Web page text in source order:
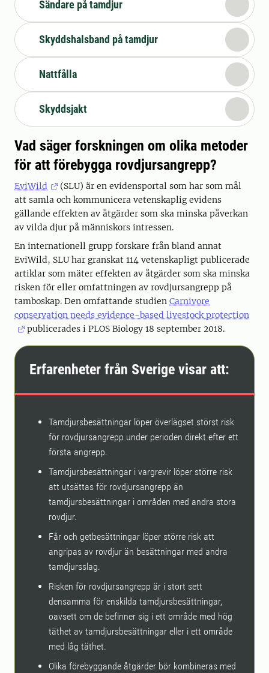
Sändare på tamdjur
Skyddshalsband på tamdjur
Nattfålla
Skyddsjakt
Vad säger forskningen om olika metoder
för att förebygga rovdjursangrepp?
EviWild
(SLU) är en evidensportal som har som mål
att samla och kommunicera vetenskaplig evidens
gällande effekten av åtgärder som ska minska påverkan
av vilda djur på människors intressen.
En internationell grupp forskare från bland annat
EviWild, SLU har granskat 114 vetenskapligt publicerade
artiklar som mäter effekten av åtgärder som ska minska
risken för eller omfattningen av rovdjursangrepp på
tamboskap. Den omfattande studien Carnivore
conservation needs evidence-based livestock protection
publicerades i PLOS Biology 18 september 2018.
Erfarenheter från Sverige visar att:
Tamdjursbesättningar löper överlägset störst risk
för rovdjursangrepp under perioden direkt efter ett
första angrepp.
Tamdjursbesättningar i vargrevir löper större risk
att utsättas för rovdjursangrepp än
tamdjursbesättningar i områden med andra stora
rovdjur.
Får och getbesättningar löper större risk att
angripas av rovdjur än besättningar med andra
tamdjursslag.
Risken för rovdjursangrepp är i stort sett
densamma för enskilda tamdjursbesättningar,
oavsett om de befinner sig i ett område med hög
täthet av tamdjursbesättningar eller i ett område
med låg täthet.
Olika förebyggande åtgärder bör kombineras med